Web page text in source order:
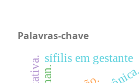
Palavras-chave
sífilis em gestante